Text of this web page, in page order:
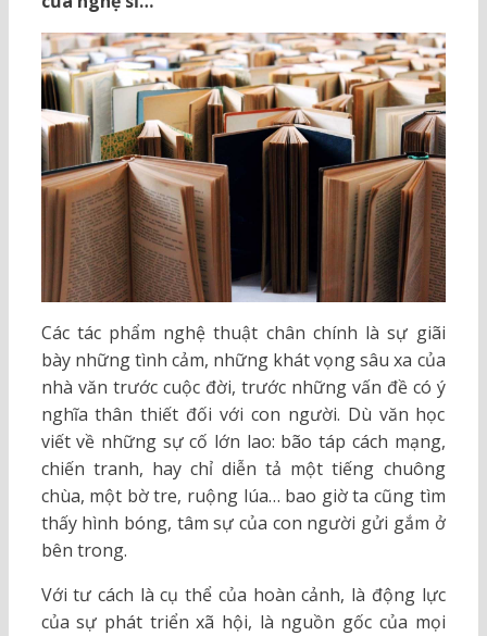
Các tác phẩm nghệ thuật chân chính là sự giãi
bày những tình cảm, những khát vọng sâu xa của
nhà văn trước cuộc đời, trước những vấn đề có ý
nghĩa thân thiết đối với con người. Dù văn học
viết về những sự cố lớn lao: bão táp cách mạng,
chiến tranh, hay chỉ diễn tả một tiếng chuông
chùa, một bờ tre, ruộng lúa… bao giờ ta cũng tìm
thấy hình bóng, tâm sự của con người gửi gắm ở
bên trong.
Với tư cách là cụ thể của hoàn cảnh, là động lực
của sự phát triển xã hội, là nguồn gốc của mọi